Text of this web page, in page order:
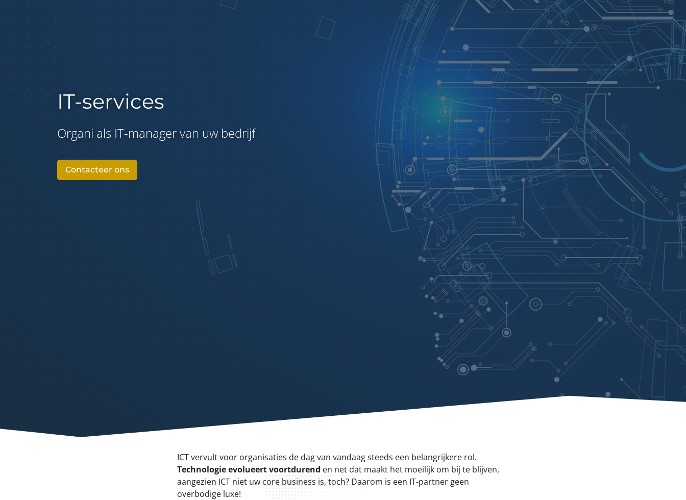
IT-services
Organi als IT-manager van uw bedrijf
Contacteer ons
ICT vervult voor organisaties de dag van vandaag steeds een belangrijkere rol.
Technologie evolueert voortdurend en net dat maakt het moeilijk om bij te blijven,
aangezien ICT niet uw core business is, toch? Daarom is een IT-partner geen
overbodige luxe!